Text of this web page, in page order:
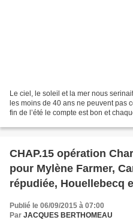
Le ciel, le soleil et la mer nous
les moins de 40 ans ne peuvent pas
fin de l’été le compte est bon et
CHAP.15 opération
pour Mylène Farmer,
Publié le 06/09/2015 à 07:00
Par JACQUES BERTHOMEAU